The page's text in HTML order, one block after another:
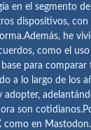
en el segmento
dispositivos, con
he
como el
para
a lo largo de los
adopter,
son
en